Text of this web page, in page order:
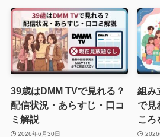
39歳はDMM TVで見れる？
配信状況・あらすじ・口コ
ミ解説
2026年6月30日
組み
で見
ころ
2026